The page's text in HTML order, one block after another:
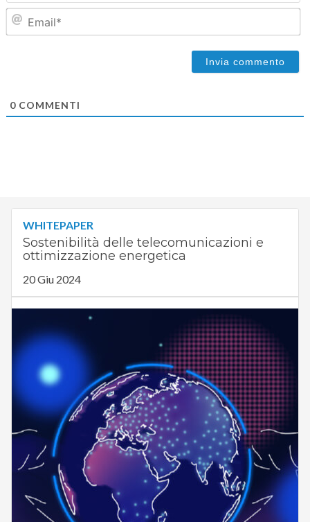
0COMMENTI
WHITEPAPER
Sostenibilità delle telecomunicazioni e
ottimizzazione energetica
20 Giu 2024